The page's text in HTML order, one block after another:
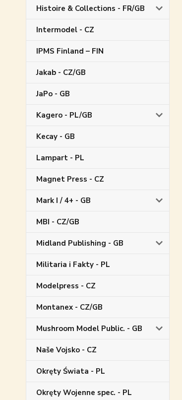
Histoire & Collections - FR/GB
Intermodel - CZ
IPMS Finland – FIN
Jakab - CZ/GB
JaPo - GB
Kagero - PL/GB
Kecay - GB
Lampart - PL
Magnet Press - CZ
Mark I / 4+ - GB
MBI - CZ/GB
Midland Publishing - GB
Militaria i Fakty - PL
Modelpress - CZ
Montanex - CZ/GB
Mushroom Model Public. - GB
Naše Vojsko - CZ
Okręty Świata - PL
Okręty Wojenne spec. - PL